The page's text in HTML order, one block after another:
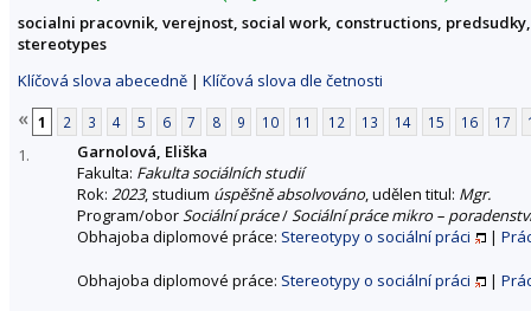
socialni pracovnik, verejnost, social work, constructions,
stereotypes
Klíčová slova abecedně | Klíčová slova dle četnosti
« 1 2 3 4 5 6 7 8 9 10 11 12 13 14 15 16 17
1.
Garnolová, Eliška
Fakulta: Fakulta sociálních studií
Rok: 2023, studium úspěšně absolvováno, udělen titul: Mgr.
Program/oborSociální práce/Sociální práce mikro – poradenství
Obhajoba diplomové práce: Stereotypy o sociální práci |
Obhajoba diplomové práce: Stereotypy o sociální práci |